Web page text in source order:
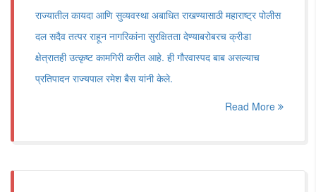
राज्यातील कायदा आणि सुव्यवस्था अबाधित राखण्यासाठी महाराष्ट्र पोलीस
दल सदैव तत्पर राहून नागरिकांना सुरक्षितता देण्याबरोबरच क्रीडा
क्षेत्रातही उत्कृष्ट कामगिरी करीत आहे. ही गौरवास्पद बाब असल्याच
प्रतिपादन राज्यपाल रमेश बैस यांनी केले.
Read More